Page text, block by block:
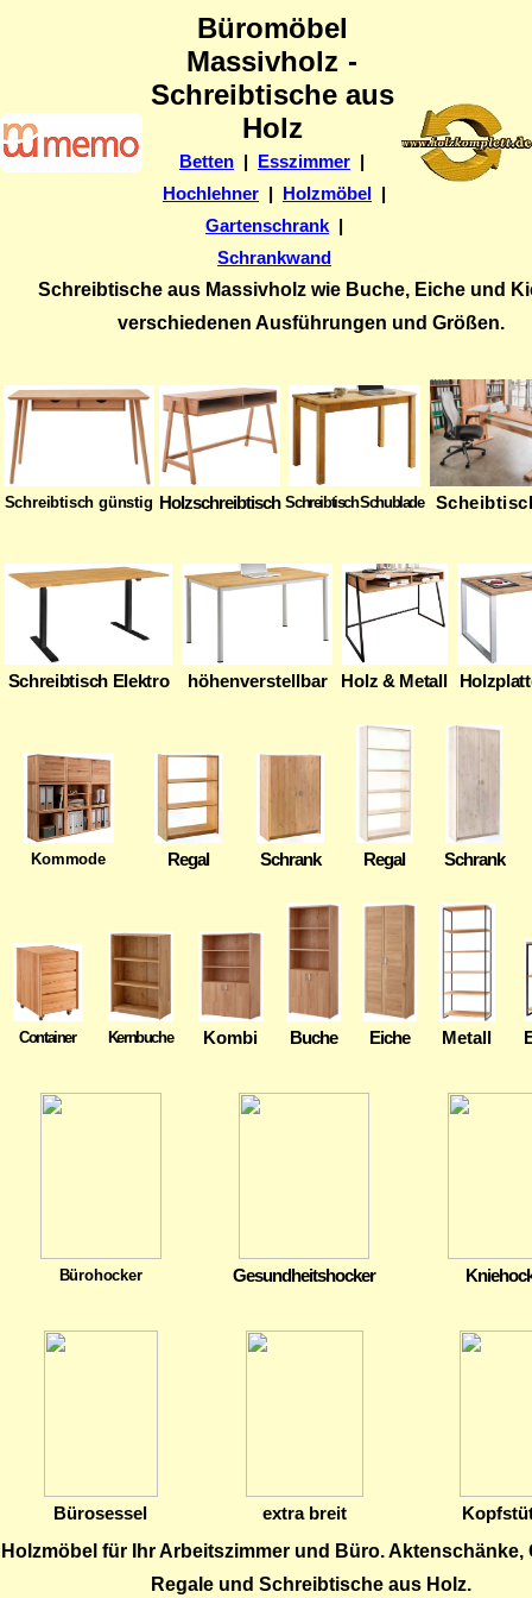
Büromöbel
Massivholz -
Schreibtische aus
Holz
Betten | Esszimmer |
Hochlehner | Holzmöbel |
Gartenschrank |
Schrankwand
Schreibtische aus Massivholz wie Buche, Eiche und
verschiedenen Ausführungen und Größen.
Schreibtisch günstig Holzschreibtisch Schreibtisch Schublade
Schreibtisch Elektro höhenverstellbar Holz & Metall
Kommode Regal Schrank Regal Schrank
Container Kernbuche Kombi Buche Eiche Metall
Bürohocker Gesundheitshocker
Bürosessel extra breit
Holzmöbel für Ihr Arbeitszimmer und Büro. Aktenschänke,
Regale und Schreibtische aus Holz.